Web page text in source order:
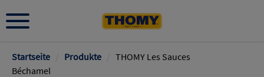
Pfadnavigation
Startseite Produkte
THOMY Les Sauces
Béchamel